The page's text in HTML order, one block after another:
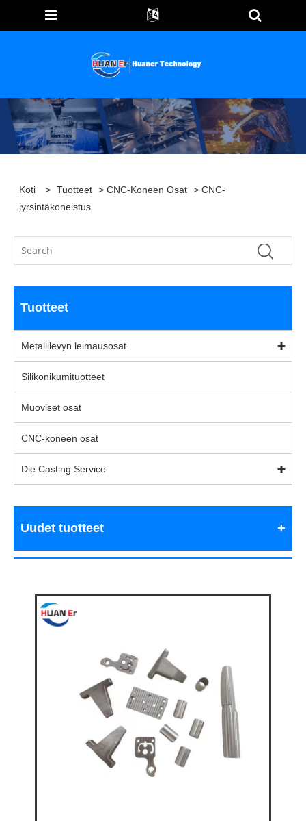
Koti > Tuotteet >CNC-Koneen Osat > CNC-
jyrsintäkoneistus
Tuotteet
Metallilevyn leimausosat
Silikonikumituotteet
Muoviset osat
CNC-koneen osat
Die Casting Service
Uudet tuotteet